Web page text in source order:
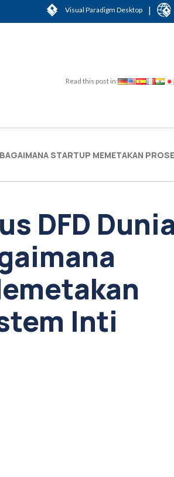
Visual Paradigm Desktop |
Read this post in:
STARTUP MEMETAKAN
DFD Dunia
Inti